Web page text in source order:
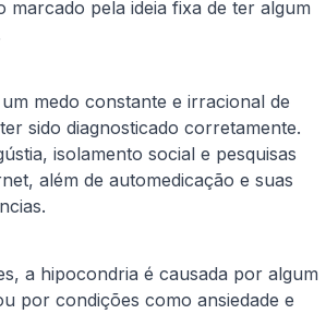
marcado pela ideia fixa de ter algum
medo constante e irracional de
sido diagnosticado corretamente.
isolamento social e pesquisas
além de automedicação e suas
a hipocondria é causada por algum
por condições como ansiedade e